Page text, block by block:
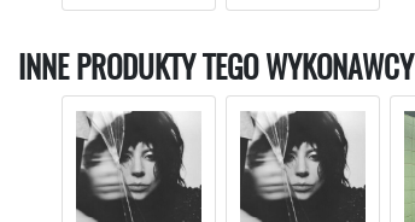
INNE PRODUKTY TEGO WYKONAWCY